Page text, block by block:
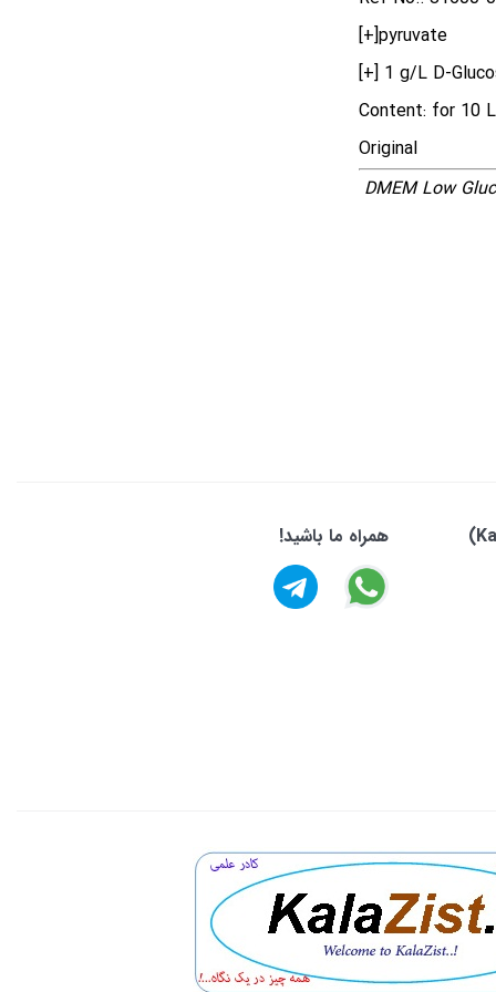
[+]pyruvate
[+] 1 g/L D-
Content: for 10
Original
DMEM Low
همراه ما باشید!